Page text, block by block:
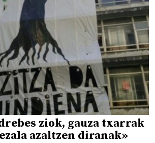
ziok, gauza txarrak
azaltzen diranak»